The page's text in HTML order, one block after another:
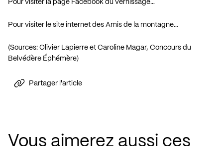
Pour visiter la page Facebook du vernissage…
Pour visiter le site internet des Amis de la montagne…
(Sources: Olivier Lapierre et Caroline Magar, Concours du
Belvédère Éphémère)
Partager l'article
Vous aimerez aussi ces